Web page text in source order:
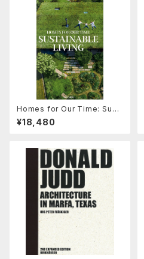
Homes for Our Time: Sust
ainable Living
¥18,480